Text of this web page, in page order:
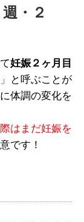
・２
妊娠２ヶ月目
と呼ぶことが
体調の変化を
はまだ妊娠を
です！